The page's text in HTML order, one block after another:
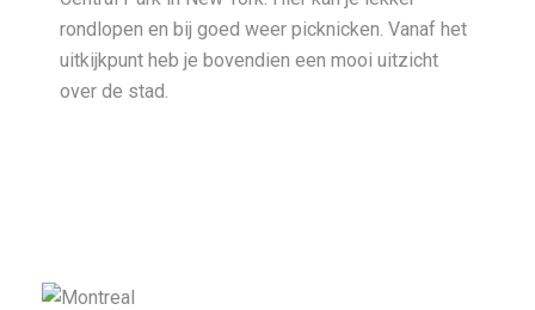
rondlopen en bij goed weer picknicken. Vanaf het
uitkijkpunt heb je bovendien een mooi uitzicht
over de stad.